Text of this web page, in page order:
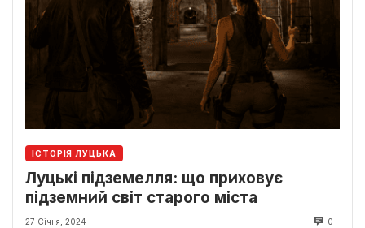
ІСТОРІЯ ЛУЦЬКА
Луцькі підземелля: що приховує
підземний світ старого міста
27 Січня, 2024 0